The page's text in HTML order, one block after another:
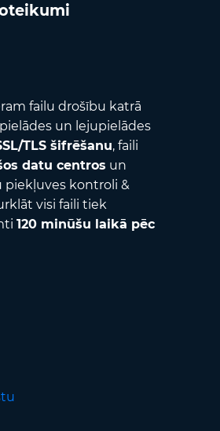
failu drošību katrā
un lejupielādes
TLS šifrēšanu, faili
datu centros un
piekļuves kontroli &
visi faili tiek
120 minūšu laikā pēc